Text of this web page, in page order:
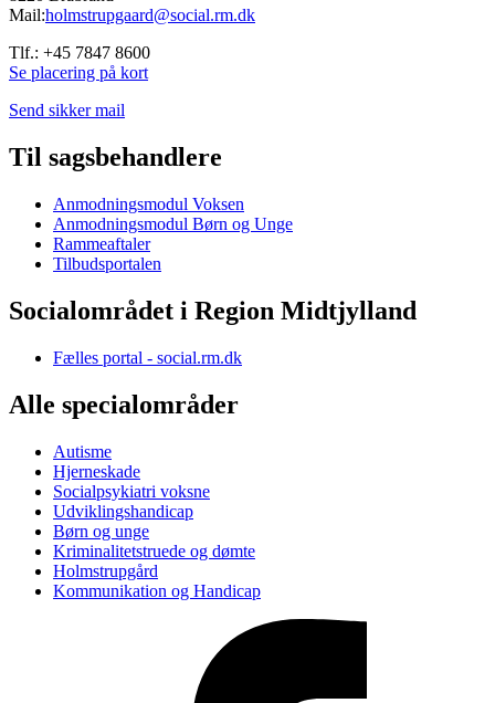
Mail:holmstrupgaard@social.rm.dk
Tlf.: +45 7847 8600
Se placering på kort
Send sikker mail
Til sagsbehandlere
Anmodningsmodul Voksen
Anmodningsmodul Børn og Unge
Rammeaftaler
Tilbudsportalen
Socialområdet i Region Midtjylland
Fælles portal - social.rm.dk
Alle specialområder
Autisme
Hjerneskade
Socialpsykiatri voksne
Udviklingshandicap
Børn og unge
Kriminalitetstruede og dømte
Holmstrupgård
Kommunikation og Handicap